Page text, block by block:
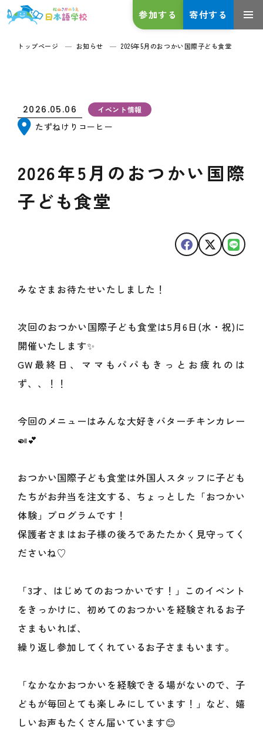
参加する 寄付する
トップページ お知らせ 2026年5月のおつかい国際子ども食堂
2026.05.06 イベント情報
たずねけりコーヒー
2026年5月のおつかい国際
子ども食堂
みなさまお待たせいたしました！
次回のおつかい国際子ども食堂は5月6日(水・祝)に
開催いたします✨
GW最終日、ママもパパもきっとお疲れのは
ず、、！！
今回のメニューはみんな大好きバターチキンカレー
🍛💕
おつかい国際子ども食堂は外国人スタッフに子ども
たちがお弁当を注文する、ちょっとした「おつかい
体験」プログラムです！
保護者さまはお子様の後ろであたたかく見守ってく
ださいね♡
「3才、はじめてのおつかいです！」このイベント
をきっかけに、初めてのおつかいを経験されるお子
さまもいれば、
繰り返し参加してくれているお子さまもいます。
「なかなかおつかいを経験できる場がないので、子
どもが毎回とても楽しみにしています！」など、嬉
しいお声もたくさん届いています😊